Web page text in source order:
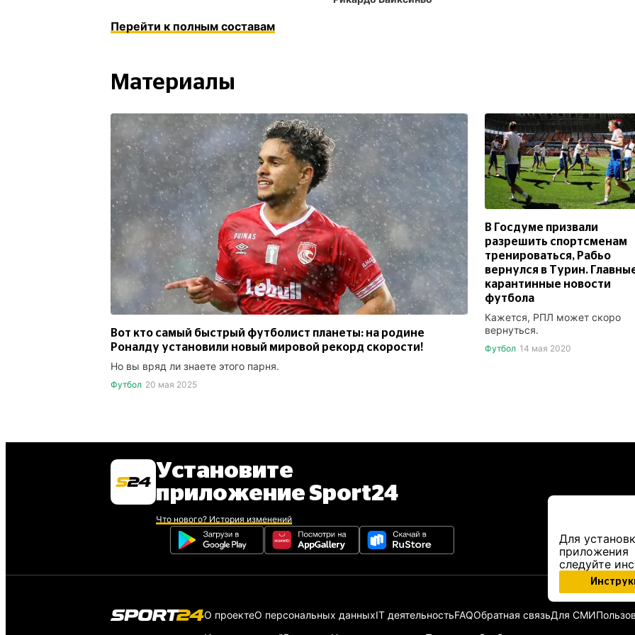
Перейти к полным составам
Материалы
Вот кто самый быстрый футболист планеты: на родине
Роналду установили новый мировой рекорд скорости!
Но вы вряд ли знаете этого парня.
Футбол 20 мая 2025
В Госдуме призвали
разрешить спортсменам
тренироваться, Рабьо
вернулся в Турин.
карантинные новости
футбола
Кажется, РПЛ может скоро
вернуться.
Футбол 14 мая 2020
Установите
приложение Sport24
Что нового? История изменений
Для
приложения
следуйте
О проектеО персональных данныхIT деятельностьFAQОбратная связьДля СМИ